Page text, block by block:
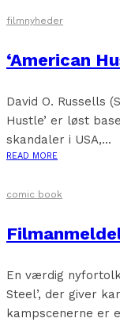
filmnyheder
‘American
David O. Russells
Hustle’ er løst
skandaler i USA,...
READ MORE
comic book
En værdig
Steel’, der giver
kampscenerne er